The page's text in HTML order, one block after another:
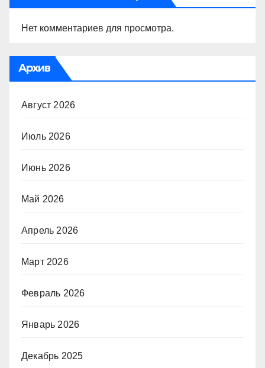
Нет комментариев для просмотра.
Архив
Август 2026
Июль 2026
Июнь 2026
Май 2026
Апрель 2026
Март 2026
Февраль 2026
Январь 2026
Декабрь 2025